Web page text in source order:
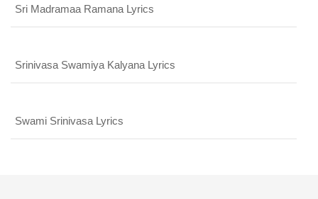
Sri Madramaa Ramana Lyrics
Srinivasa Swamiya Kalyana Lyrics
Swami Srinivasa Lyrics